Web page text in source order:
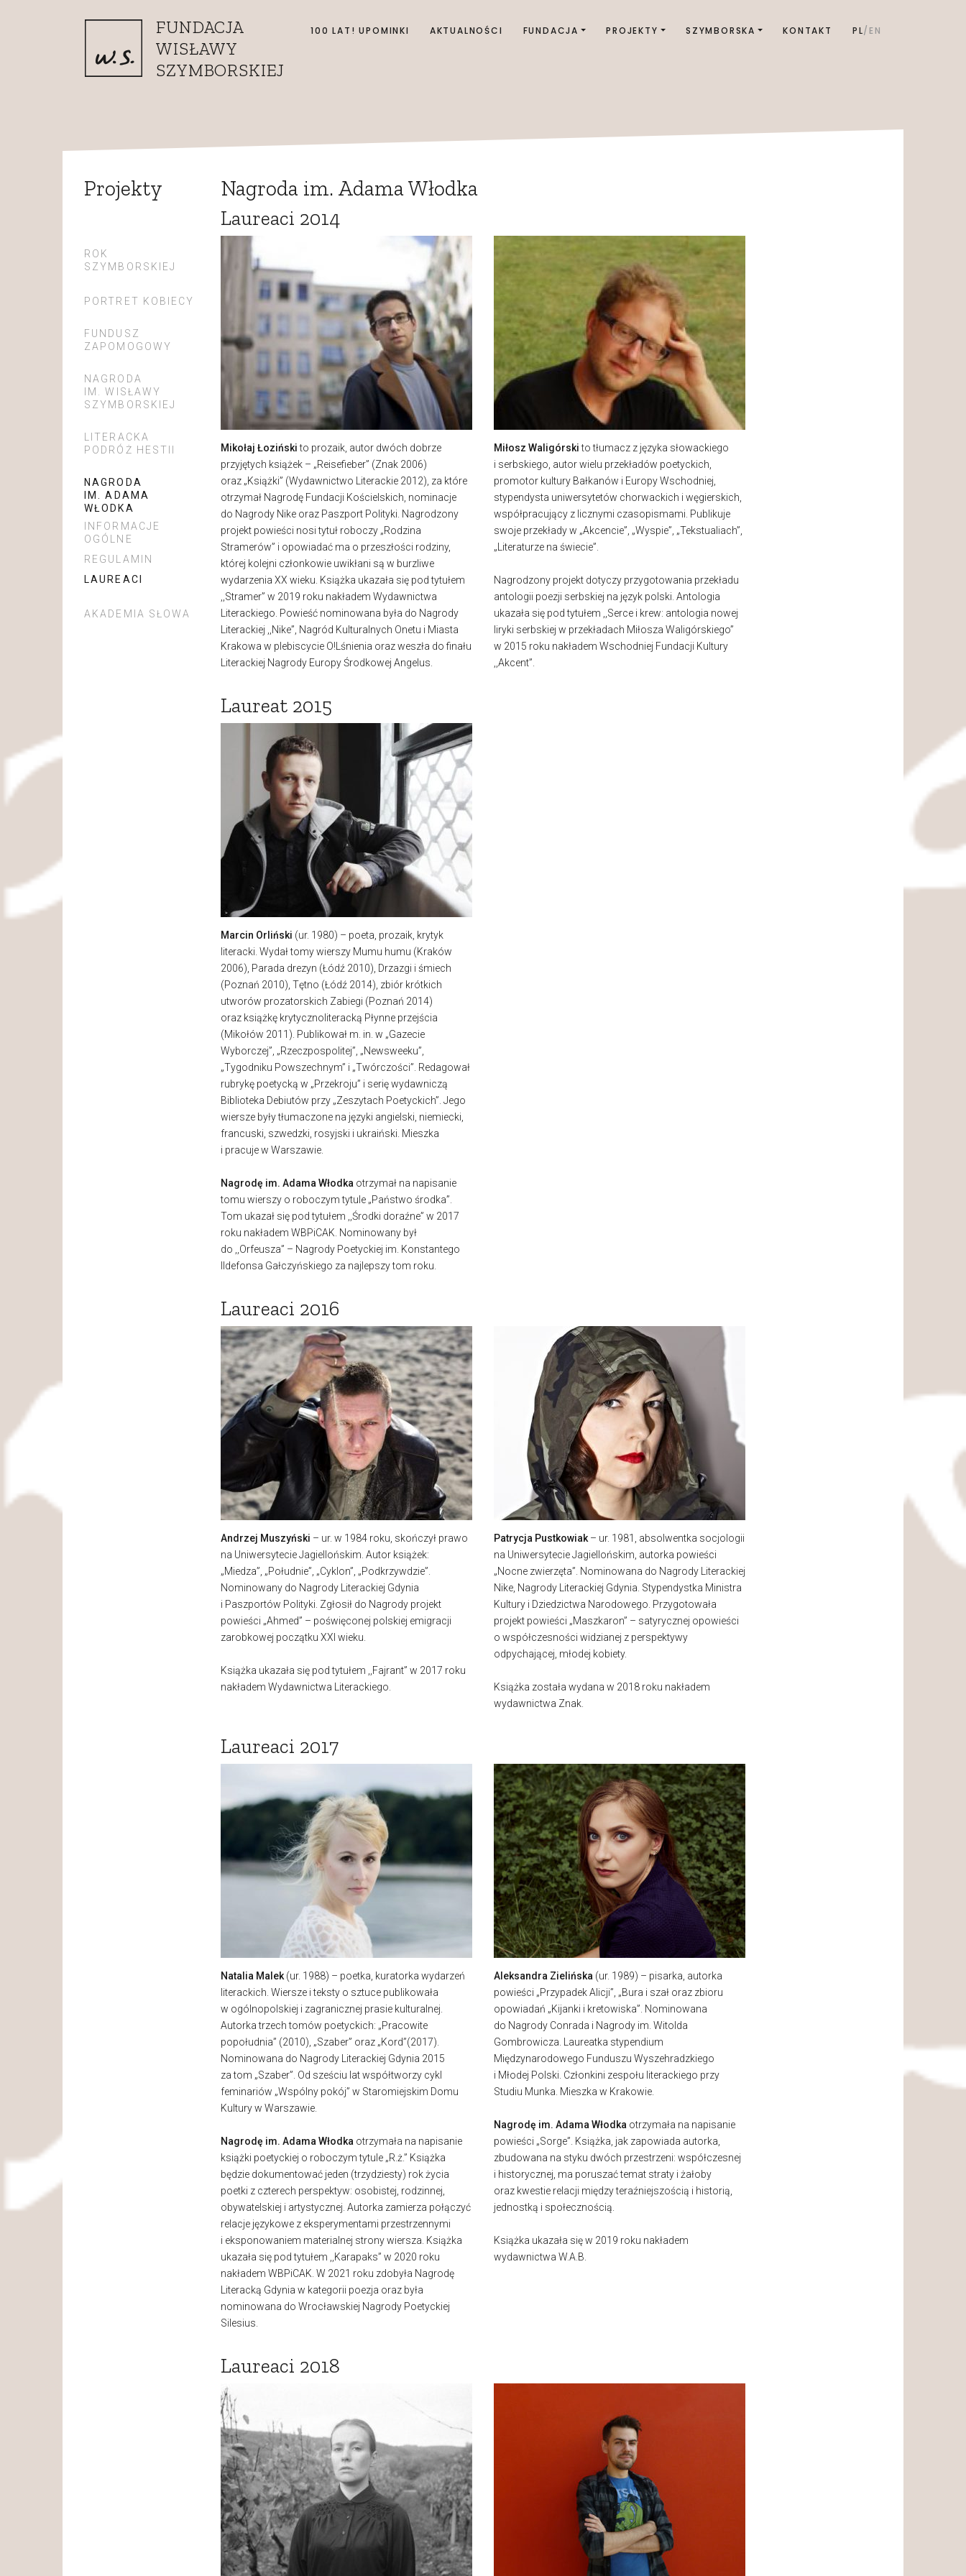
FUNDACJA
WISŁAWY
SZYMBORSKIEJ
100 LAT! UPOMINKI AKTUALNOŚCI FUNDACJA PROJEKTY SZYMBORSKA KONTAKT PL EN
Projekty
ROK
SZYMBORSKIEJ
PORTRET KOBIECY
FUNDUSZ
ZAPOMOGOWY
NAGRODA
IM. WISŁAWY
SZYMBORSKIEJ
LITERACKA
PODRÓŻ HESTII
NAGRODA
IM. ADAMA
WŁODKA
INFORMACJE
OGÓLNE
REGULAMIN
LAUREACI
AKADEMIA SŁOWA
Nagroda im. Adama Włodka
Laureaci 2014
Mikołaj Łozińskito prozaik, autor dwóch dobrze
przyjętych książek – „Reisefieber” (Znak 2006)
oraz „Książki” (Wydawnictwo Literackie 2012), za które
otrzymał Nagrodę Fundacji Kościelskich, nominacje
do Nagrody Nike oraz Paszport Polityki. Nagrodzony
projekt powieści nosi tytuł roboczy „Rodzina
Stramerów” i opowiadać ma o przeszłości rodziny,
której kolejni członkowie uwikłani są w burzliwe
wydarzenia XX wieku. Książka ukazała się pod tytułem
,,Stramer” w 2019 roku nakładem Wydawnictwa
Literackiego. Powieść nominowana była do Nagrody
Literackiej ,,Nike”, Nagród Kulturalnych Onetu i Miasta
Krakowa w plebiscycie O!Lśnienia oraz weszła do finału
Literackiej Nagrody Europy Środkowej Angelus.
Miłosz Waligórskito tłumacz z języka słowackiego
i serbskiego, autor wielu przekładów poetyckich,
promotor kultury Bałkanów i Europy Wschodniej,
stypendysta uniwersytetów chorwackich i węgierskich,
współpracujący z licznymi czasopismami. Publikuje
swoje przekłady w „Akcencie”, „Wyspie”, „Tekstualiach”,
„Literaturze na świecie”.
Nagrodzony projekt dotyczy przygotowania przekładu
antologii poezji serbskiej na język polski. Antologia
ukazała się pod tytułem ,,Serce i krew: antologia nowej
liryki serbskiej w przekładach Miłosza Waligórskiego”
w 2015 roku nakładem Wschodniej Fundacji Kultury
,,Akcent”.
Laureat 2015
Marcin Orliński (ur. 1980) – poeta, prozaik, krytyk
literacki. Wydał tomy wierszy Mumu humu (Kraków
2006), Parada drezyn (Łódź 2010), Drzazgi i śmiech
(Poznań 2010), Tętno (Łódź 2014), zbiór krótkich
utworów prozatorskich Zabiegi (Poznań 2014)
oraz książkę krytycznoliteracką Płynne przejścia
(Mikołów 2011). Publikował m. in. w „Gazecie
Wyborczej”, „Rzeczpospolitej”, „Newsweeku”,
„Tygodniku Powszechnym” i „Twórczości”. Redagował
rubrykę poetycką w „Przekroju” i serię wydawniczą
Biblioteka Debiutów przy „Zeszytach Poetyckich”. Jego
wiersze były tłumaczone na języki angielski, niemiecki,
francuski, szwedzki, rosyjski i ukraiński. Mieszka
i pracuje w Warszawie.
Nagrodę im. Adama Włodka otrzymał na napisanie
tomu wierszy o roboczym tytule „Państwo środka”.
Tom ukazał się pod tytułem ,,Środki doraźne” w 2017
roku nakładem WBPiCAK. Nominowany był
do ,,Orfeusza” – Nagrody Poetyckiej im. Konstantego
Ildefonsa Gałczyńskiego za najlepszy tom roku.
Laureaci 2016
Andrzej Muszyński – ur. w 1984 roku, skończył prawo
na Uniwersytecie Jagiellońskim. Autor książek:
„Miedza”, „Południe”, „Cyklon”, „Podkrzywdzie”.
Nominowany do Nagrody Literackiej Gdynia
i Paszportów Polityki. Zgłosił do Nagrody projekt
powieści „Ahmed” – poświęconej polskiej emigracji
zarobkowej początku XXI wieku.
Książka ukazała się pod tytułem ,,Fajrant” w 2017 roku
nakładem Wydawnictwa Literackiego.
Patrycja Pustkowiak– ur. 1981, absolwentka socjologii
na Uniwersytecie Jagiellońskim, autorka powieści
„Nocne zwierzęta”. Nominowana do Nagrody Literackiej
Nike, Nagrody Literackiej Gdynia. Stypendystka Ministra
Kultury i Dziedzictwa Narodowego. Przygotowała
projekt powieści „Maszkaron” – satyrycznej opowieści
o współczesności widzianej z perspektywy
odpychającej, młodej kobiety.
Książka została wydana w 2018 roku nakładem
wydawnictwa Znak.
Laureaci 2017
Natalia Malek(ur. 1988) – poetka, kuratorka wydarzeń
literackich. Wiersze i teksty o sztuce publikowała
w ogólnopolskiej i zagranicznej prasie kulturalnej.
Autorka trzech tomów poetyckich: „Pracowite
popołudnia” (2010), „Szaber” oraz „Kord”(2017).
Nominowana do Nagrody Literackiej Gdynia 2015
za tom „Szaber”. Od sześciu lat współtworzy cykl
feminariów „Wspólny pokój” w Staromiejskim Domu
Kultury w Warszawie.
Nagrodę im. Adama Włodka otrzymała na napisanie
książki poetyckiej o roboczym tytule „R.ż.” Książka
będzie dokumentować jeden (trzydziesty) rok życia
poetki z czterech perspektyw: osobistej, rodzinnej,
obywatelskiej i artystycznej. Autorka zamierza połączyć
relacje językowe z eksperymentami przestrzennymi
i eksponowaniem materialnej strony wiersza. Książka
ukazała się pod tytułem ,,Karapaks” w 2020 roku
nakładem WBPiCAK. W 2021 roku zdobyła Nagrodę
Literacką Gdynia w kategorii poezja oraz była
nominowana do Wrocławskiej Nagrody Poetyckiej
Silesius.
Aleksandra Zielińska (ur. 1989) – pisarka, autorka
powieści „Przypadek Alicji”, „Bura i szał oraz zbioru
opowiadań „Kijanki i kretowiska”. Nominowana
do Nagrody Conrada i Nagrody im. Witolda
Gombrowicza. Laureatka stypendium
Międzynarodowego Funduszu Wyszehradzkiego
i Młodej Polski. Członkini zespołu literackiego przy
Studiu Munka. Mieszka w Krakowie.
Nagrodę im. Adama Włodka otrzymała na napisanie
powieści „Sorge”. Książka, jak zapowiada autorka,
zbudowana na styku dwóch przestrzeni: współczesnej
i historycznej, ma poruszać temat straty i żałoby
oraz kwestie relacji między teraźniejszością i historią,
jednostką i społecznością.
Książka ukazała się w 2019 roku nakładem
wydawnictwa W.A.B.
Laureaci 2018